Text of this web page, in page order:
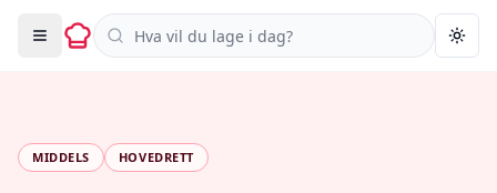
Søk i oppskrifter
MIDDELS HOVEDRETT